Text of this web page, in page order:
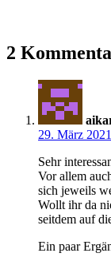
2
29. März
Sehr
Vor allem
sich jeweils
Wollt ihr da
seitdem auf
Ein paar